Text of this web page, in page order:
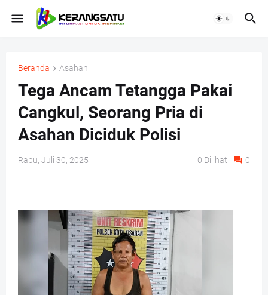
Beranda Asahan
Tega Ancam Tetangga Pakai
Cangkul, Seorang Pria di
Asahan Diciduk Polisi
Rabu, Juli 30, 2025 0 Dilihat 0